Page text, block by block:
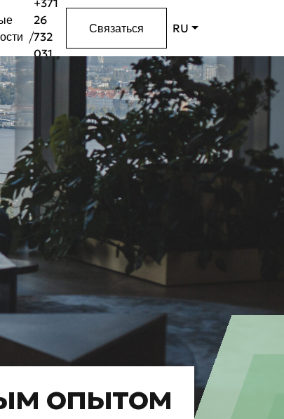
+371
26
732
031
Связаться RU
опытом